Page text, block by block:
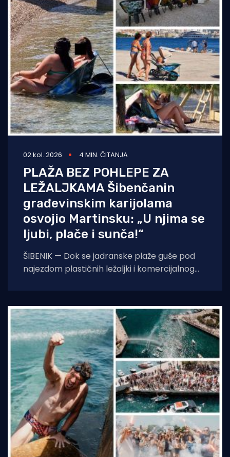
02 kol. 2026 4 MIN. ČITANJA
PLAŽA BEZ POHLEPE ZA
LEŽALJKAMA Šibenčanin
građevinskim karijolama
osvojio Martinsku: „U njima se
ljubi, plače i sunča!“
ŠIBENIK — Dok se jadranske plaže guše pod
najezdom plastičnih ležaljki i komercijalnog